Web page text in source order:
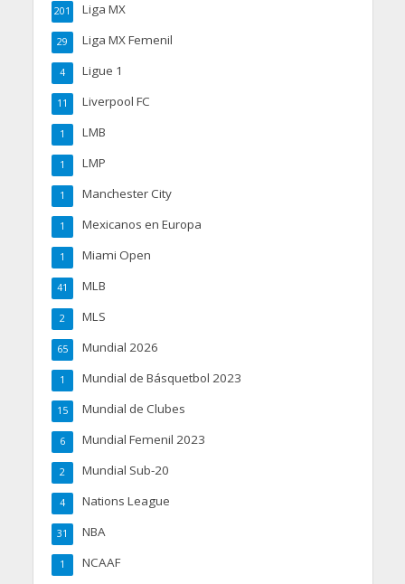
Liga MX
201
Liga MX Femenil
29
Ligue 1
4
Liverpool FC
11
LMB
1
LMP
1
Manchester City
1
Mexicanos en Europa
1
Miami Open
1
MLB
41
MLS
2
Mundial 2026
65
Mundial de Básquetbol 2023
1
Mundial de Clubes
15
Mundial Femenil 2023
6
Mundial Sub-20
2
Nations League
4
NBA
31
NCAAF
1